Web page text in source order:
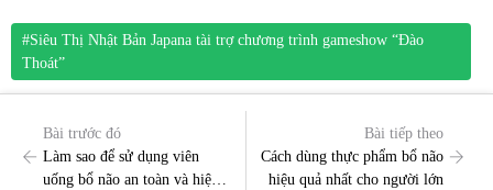
#Siêu Thị Nhật Bản Japana tài trợ chương trình gameshow “Đào
Thoát”
Bài trước đó
Làm sao để sử dụng viên
uống bổ não an toàn và hiệu
Bài tiếp theo
Cách dùng thực phẩm bổ não
hiệu quả nhất cho người lớn